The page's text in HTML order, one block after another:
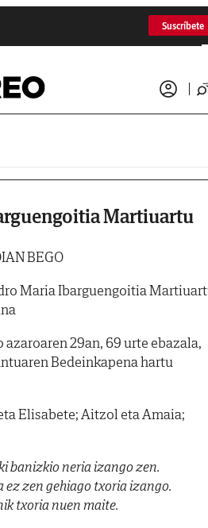
Suscríbete
Martiuartu
BEGO
Maria Ibarguengoitia
29an, 69 urte ebazala,
Bedeinkapena hartu
Elisabete; Aitzol eta Amaia;
banizkio neria izango zen.
ez zen gehiago txoria izango.
txoria nuen maite.